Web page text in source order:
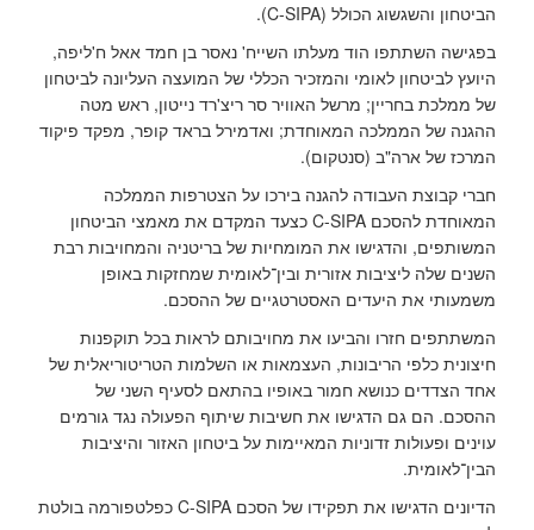
הביטחון והשגשוג הכולל (C-SIPA).
בפגישה השתתפו הוד מעלתו השייח' נאסר בן חמד אאל ח'ליפה,
היועץ לביטחון לאומי והמזכיר הכללי של המועצה העליונה לביטחון
של ממלכת בחריין; מרשל האוויר סר ריצ'רד נייטון, ראש מטה
ההגנה של הממלכה המאוחדת; ואדמירל בראד קופר, מפקד פיקוד
המרכז של ארה"ב (סנטקום).
חברי קבוצת העבודה להגנה בירכו על הצטרפות הממלכה
המאוחדת להסכם C-SIPA כצעד המקדם את מאמצי הביטחון
המשותפים, והדגישו את המומחיות של בריטניה והמחויבות רבת
השנים שלה ליציבות אזורית ובין־לאומית שמחזקות באופן
משמעותי את היעדים האסטרטגיים של ההסכם.
המשתתפים חזרו והביעו את מחויבותם לראות בכל תוקפנות
חיצונית כלפי הריבונות, העצמאות או השלמות הטריטוריאלית של
אחד הצדדים כנושא חמור באופיו בהתאם לסעיף השני של
ההסכם. הם גם הדגישו את חשיבות שיתוף הפעולה נגד גורמים
עוינים ופעולות זדוניות המאיימות על ביטחון האזור והיציבות
הבין־לאומית.
הדיונים הדגישו את תפקידו של הסכם C-SIPA כפלטפורמה בולטת